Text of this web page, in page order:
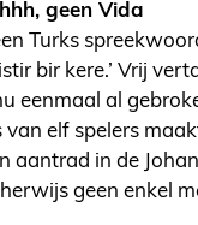
geen Vida
Turks
bir kere.’ Vrij
eenmaal al
van elf spelers
aantrad in de
geen enkel